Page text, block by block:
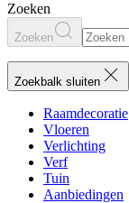
Zoeken
Zoeken
Zoekbalk sluiten
Raamdecoratie
Vloeren
Verlichting
Verf
Tuin
Aanbiedingen